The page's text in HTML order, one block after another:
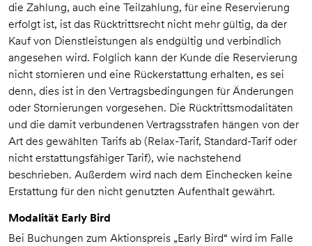
die Zahlung, auch eine Teilzahlung, für eine Reservierung
erfolgt ist, ist das Rücktrittsrecht nicht mehr gültig, da der
Kauf von Dienstleistungen als endgültig und verbindlich
angesehen wird. Folglich kann der Kunde die Reservierung
nicht stornieren und eine Rückerstattung erhalten, es sei
denn, dies ist in den Vertragsbedingungen für Änderungen
oder Stornierungen vorgesehen. Die Rücktrittsmodalitäten
und die damit verbundenen Vertragsstrafen hängen von der
Art des gewählten Tarifs ab (Relax-Tarif, Standard-Tarif oder
nicht erstattungsfähiger Tarif), wie nachstehend
beschrieben. Außerdem wird nach dem Einchecken keine
Erstattung für den nicht genutzten Aufenthalt gewährt.
Modalität Early Bird
Bei Buchungen zum Aktionspreis „Early Bird“ wird im Falle